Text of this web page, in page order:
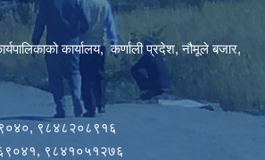
कार्यालय, कर्णाली प्रदेश, नौमूले बजार,
९८४८२०८९१६
९८४१०५१२७६